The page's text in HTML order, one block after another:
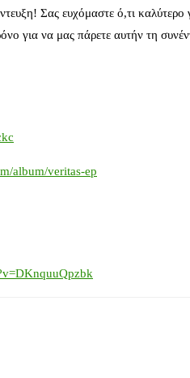
Σας ευχόμαστε ό,τι
για να μας πάρετε αυτήν τη
album/veritas-ep